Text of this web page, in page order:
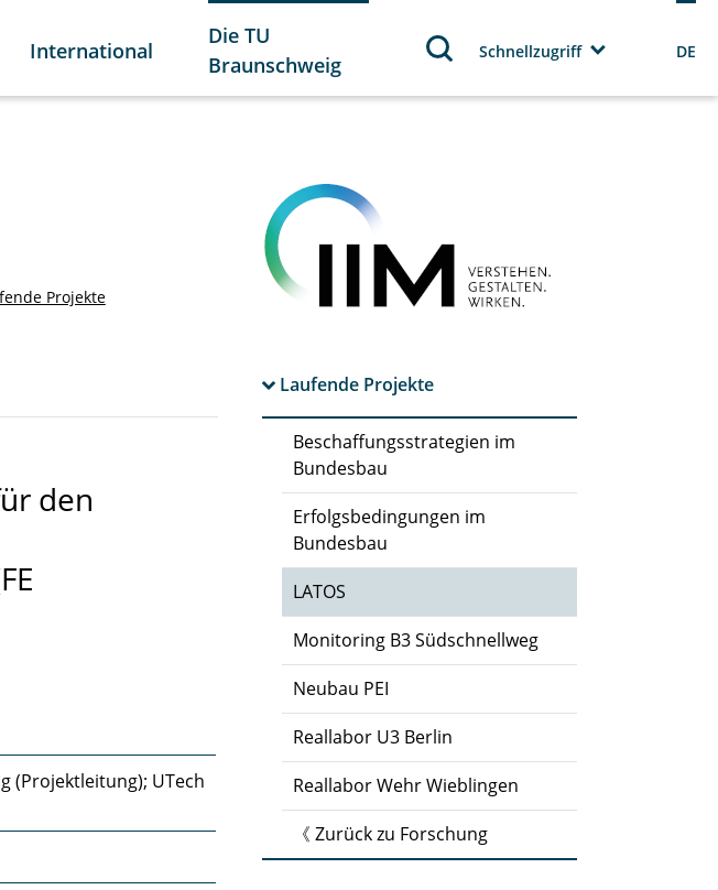
International
Die TU
Braunschweig
Schnellzugriff DE
Projekte
Laufende Projekte
Beschaffungsstrategien im
Bundesbau
Erfolgsbedingungen im
Bundesbau
LATOS
Monitoring B3 Südschnellweg
Neubau PEI
Reallabor U3 Berlin
Reallabor Wehr Wieblingen
《 Zurück zu Forschung
den
(Projektleitung); UTech